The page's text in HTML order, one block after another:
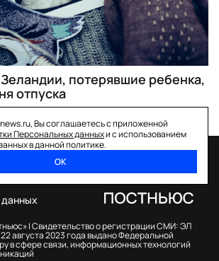
потерявшие ребенка,
отпуска
Вы соглашаетесь с приложенной
Персональных данныхи с использованием
в данной политике.
ОК
|Свидетельство о регистрации СМИ: ЭЛ
августа 2023 года выдано Федеральной
в сфере связи, информационных технологий
данных